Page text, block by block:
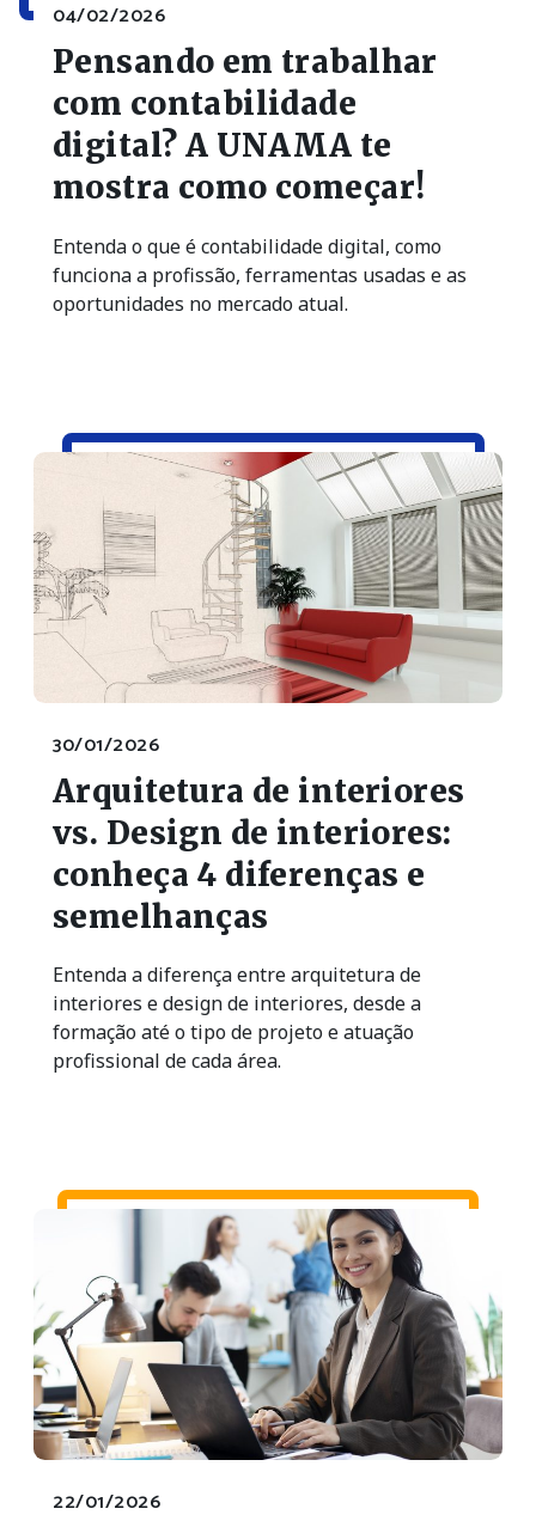
04/02/2026
Pensando em trabalhar
com contabilidade
digital? A UNAMA te
mostra como começar!
Entenda o que é contabilidade digital, como
funciona a profissão, ferramentas usadas e as
oportunidades no mercado atual.
30/01/2026
Arquitetura de interiores
vs. Design de interiores:
conheça 4 diferenças e
semelhanças
Entenda a diferença entre arquitetura de
interiores e design de interiores, desde a
formação até o tipo de projeto e atuação
profissional de cada área.
22/01/2026